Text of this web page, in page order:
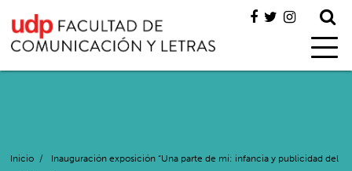
Inicio /
Inauguración exposición “Una parte de mí: infancia y publicidad del